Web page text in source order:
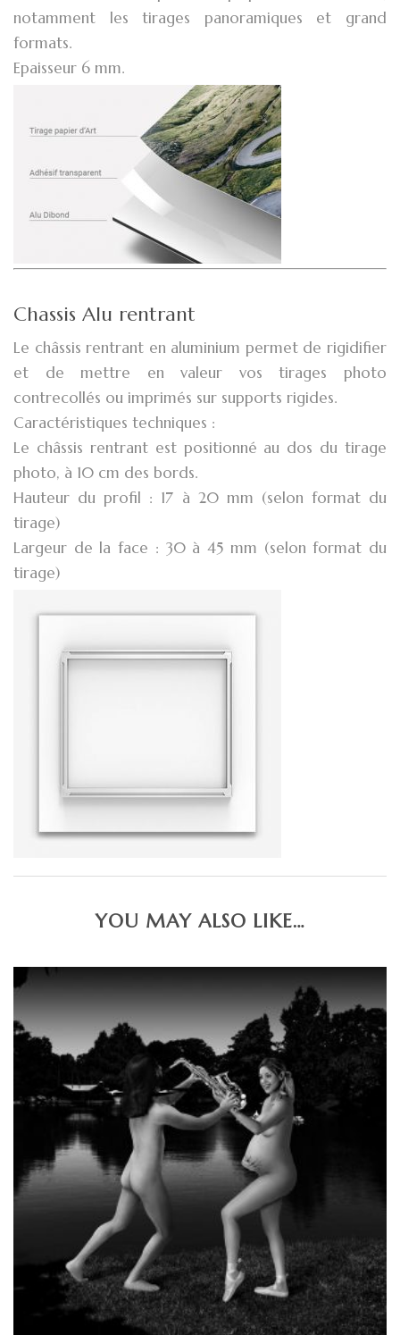
notamment les tirages panoramiques et grand
formats.
Epaisseur 6 mm.
Chassis Alu rentrant
Le châssis rentrant en aluminium permet de rigidifier
et de mettre en valeur vos tirages photo
contrecollés ou imprimés sur supports rigides.
Caractéristiques techniques :
Le châssis rentrant est positionné au dos du tirage
photo, à 10 cm des bords.
Hauteur du profil : 17 à 20 mm (selon format du
tirage)
Largeur de la face : 30 à 45 mm (selon format du
tirage)
YOU MAY ALSO LIKE…